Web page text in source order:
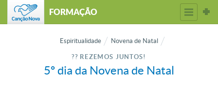
FORMAÇÃO
Espiritualidade Novena de Natal
?? REZEMOS JUNTOS!
5º dia da Novena de Natal